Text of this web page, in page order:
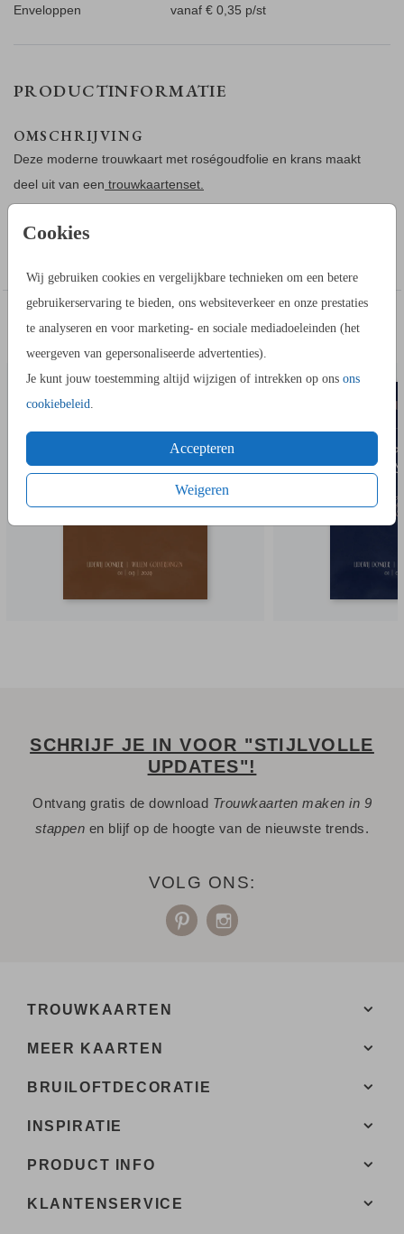
Cookies
Wij gebruiken cookies en vergelijkbare technieken om een betere
gebruikerservaring te bieden, ons websiteverkeer en onze prestaties
te analyseren en voor marketing- en sociale mediadoeleinden (het
weergeven van gepersonaliseerde advertenties).
Je kunt jouw toestemming altijd wijzigen of intrekken op ons ons
cookiebeleid
Accepteren
Weigeren
Enveloppen
vanaf € 0,35 p/st
PRODUCTINFORMATIE
OMSCHRIJVING
Deze moderne trouwkaart met roségoudfolie en krans maakt
deel uit van een trouwkaartenset.
Maak deze moderne trouwkaart met roségoudfolie en krans
HOE WERKT HET?
- Ga naar de kaartopmaker om een stijlvol ontwerp te maken.
- Je kunt gebruik maken van onze uitgebreide beeldbank.
- Bewaar het ontwerp in je account. Je kunt later verder
werken.
- Of bestel gelijk een proefdruk.
- Tijdens het bestellen kies je uit meerdere formaten,
verschillende papiersoorten en één van de 20+ kleuren
van papiersoorten en kleuren enveloppen.
IN DEZELFDE STIJL KUN JE DIT OOK
BESTELLEN
SCHRIJF JE IN VOOR "STIJLVOLLE
UPDATES"!
Ontvang gratis de download Trouwkaarten maken in 9
stappen en blijf op de hoogte van de nieuwste trends.
VOLG ONS:
TROUWKAARTEN
MEER KAARTEN
BRUILOFTDECORATIE
INSPIRATIE
PRODUCT INFO
KLANTENSERVICE